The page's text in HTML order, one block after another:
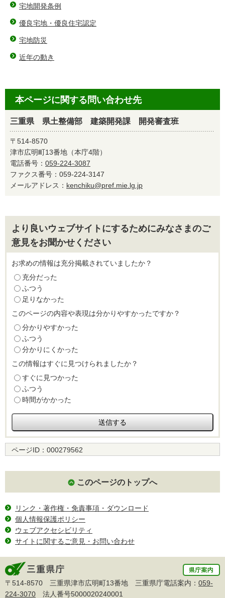
宅地開発条例
優良宅地・優良住宅認定
宅地防災
近年の動き
本ページに関する問い合わせ先
三重県 県土整備部 建築開発課 開発審査班
〒514-8570
津市広明町13番地（本庁4階）
電話番号： 059-224-3087
ファクス番号：059-224-3147
メールアドレス： kenchiku@pref.mie.lg.jp
より良いウェブサイトにするためにみなさまのご
意見をお聞かせください
お求めの情報は充分掲載されていましたか？
充分だった
ふつう
足りなかった
このページの内容や表現は分かりやすかったですか？
分かりやすかった
ふつう
分かりにくかった
この情報はすぐに見つけられましたか？
すぐに見つかった
ふつう
時間がかかった
ページID： 000279562
このページのトップへ
リンク・著作権・免責事項・ダウンロード
個人情報保護ポリシー
ウェブアクセシビリティ
サイトに関するご意見・お問い合わせ
〒514-8570 三重県津市広明町13番地 三重県庁電話案内： 059-
224-3070 法人番号5000020240001